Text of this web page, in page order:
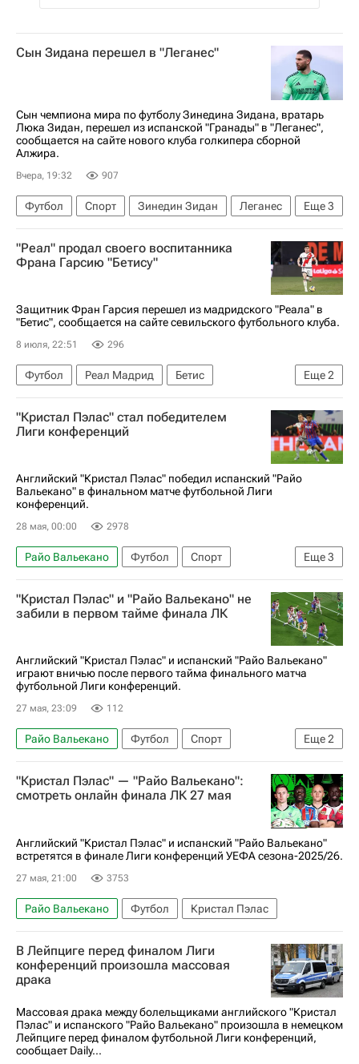
Сын Зидана перешел в "Леганес"
Сын чемпиона мира по футболу Зинедина Зидана, вратарь
Люка Зидан, перешел из испанской "Гранады" в "Леганес",
сообщается на сайте нового клуба голкипера сборной
Алжира.
Вчера, 19:32 907
Еще3
Футбол Спорт Зинедин Зидан
Леганес
Гранада
Реал Мадрид Сегунда
"Реал" продал своего воспитанника
Франа Гарсию "Бетису"
Защитник Фран Гарсия перешел из мадридского "Реала" в
"Бетис", сообщается на сайте севильского футбольного клуба.
8 июля, 22:51 296
Еще2
Футбол Реал Мадрид
Бетис
Лига чемпионов УЕФА 2026-2027
Суперкубок Испании
"Кристал Пэлас" стал победителем
Лиги конференций
Английский "Кристал Пэлас" победил испанский "Райо
Вальекано" в финальном матче футбольной Лиги
конференций.
28 мая, 00:00 2978
Еще3
Райо Вальекано Футбол
Спорт
Жан-Филипп Матета
Кристал Пэлас
Лига конференций
"Кристал Пэлас" и "Райо Вальекано" не
забили в первом тайме финала ЛК
Английский "Кристал Пэлас" и испанский "Райо Вальекано"
играют вничью после первого тайма финального матча
футбольной Лиги конференций.
27 мая, 23:09 112
Еще2
Райо Вальекано Футбол
Спорт
Кристал Пэлас
Лига конференций
"Кристал Пэлас" — "Райо Вальекано":
смотреть онлайн финала ЛК 27 мая
Английский "Кристал Пэлас" и испанский "Райо Вальекано"
встретятся в финале Лиги конференций УЕФА сезона-2025/26.
27 мая, 21:00 3753
Райо Вальекано Футбол Кристал Пэлас
В Лейпциге перед финалом Лиги
конференций произошла массовая
драка
Массовая драка между болельщиками английского "Кристал
Пэлас" и испанского "Райо Вальекано" произошла в немецком
Лейпциге перед финалом футбольной Лиги конференций,
сообщает Daily...